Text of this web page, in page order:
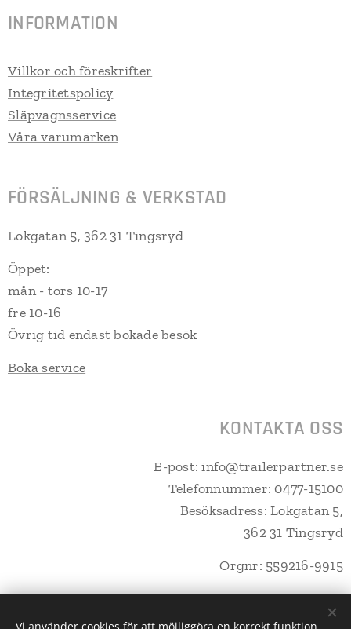
INFORMATION
Villkor och föreskrifter
Integritetspolicy
Släpvagnsservice
Våra varumärken
FÖRSÄLJNING & VERKSTAD
Lokgatan 5, 362 31 Tingsryd
Öppet:
mån - tors 10-17
fre 10-16
Övrig tid endast bokade besök
Boka service
KONTAKTA OSS
E-post: info@trailerpartner.se
Telefonnummer: 0477-15100
Besöksadress: Lokgatan 5,
362 31 Tingsryd
Orgnr: 559216-9915